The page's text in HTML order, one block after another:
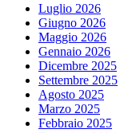
Luglio 2026
Giugno 2026
Maggio 2026
Gennaio 2026
Dicembre 2025
Settembre 2025
Agosto 2025
Marzo 2025
Febbraio 2025